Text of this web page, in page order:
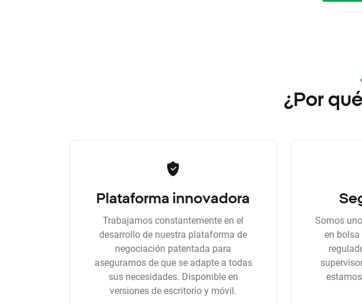
¿Por
Plataforma innovadora
Trabajamos constantemente en el
desarrollo de nuestra plataforma de
negociación patentada para
asegurarnos de que se adapte a todas
sus necesidades. Disponible en
versiones de escritorio y móvil.
Somos
en